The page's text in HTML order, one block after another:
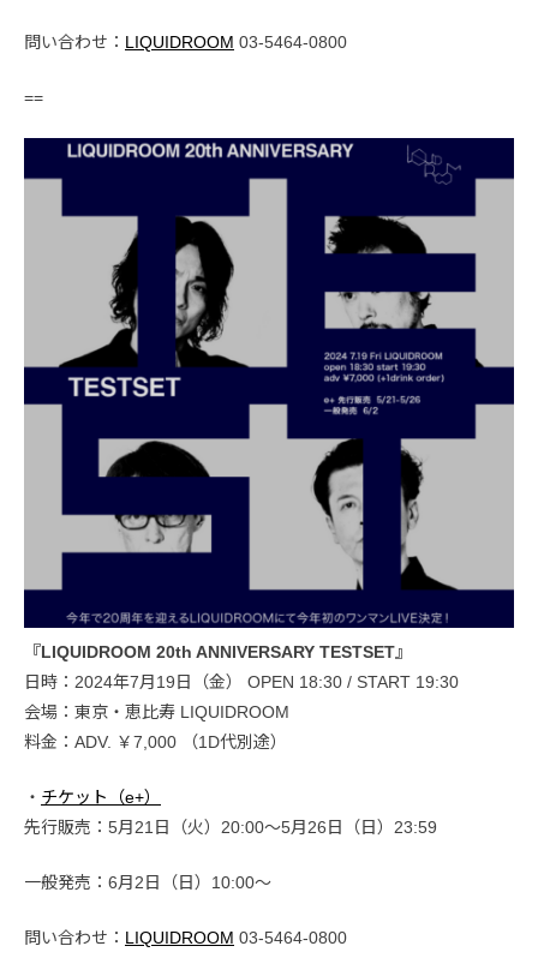
問い合わせ： LIQUIDROOM 03-5464-0800
==
『LIQUIDROOM 20th ANNIVERSARY TESTSET』
日時：2024年7月19日（金） OPEN 18:30 / START 19:30
会場：東京・恵比寿 LIQUIDROOM
料金：ADV. ￥7,000 （1D代別途）
・ チケット（e+）
先行販売：5月21日（火）20:00〜5月26日（日）23:59
一般発売：6月2日（日）10:00〜
問い合わせ： LIQUIDROOM 03-5464-0800